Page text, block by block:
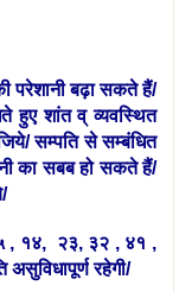
परेशानी बढ़ा सकते हैं/
हुए शांत व् व्यवस्थित
सम्पति से सम्बंधित
का सबब हो सकते हैं/
, १४, २३, ३२ , ४१ ,
असुविधापूर्णरहेगी/